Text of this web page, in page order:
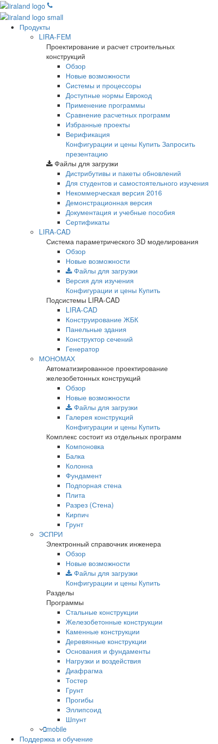
Продукты
LIRA-FEM
Проектирование и расчет строительных
конструкций
Обзор
Новые возможности
Cистемы и процессоры
Доступные нормы Еврокод
Применение программы
Сравнение расчетных программ
Избранные проекты
Верификация
Конфигурации и цены Купить Запросить
презентацию
Файлы для загрузки
Дистрибутивы и пакеты обновлений
Для студентов и самостоятельного изучения
Некоммерческая версия 2016
Демонстрационная версия
Документация и учебные пособия
Сертификаты
LIRA-CAD
Система параметрического 3D моделирования
Обзор
Новые возможности
Файлы для загрузки
Версия для изучения
Конфигурации и цены Купить
Подсистемы LIRA-CAD
LIRA-CAD
Конструирование ЖБК
Панельные здания
Конструктор сечений
Генератор
МОНОМАХ
Автоматизированное проектирование
железобетонных конструкций
Обзор
Новые возможности
Файлы для загрузки
Галерея конструкций
Конфигурации и цены Купить
Комплекс состоит из отдельных программ
Компоновка
Балка
Колонна
Фундамент
Подпорная стена
Плита
Разрез (Стена)
Кирпич
Грунт
ЭСПРИ
Электронный справочник инженера
Обзор
Новые возможности
Файлы для загрузки
Конфигурации и цены Купить
Разделы
Программы
Стальные конструкции
Железобетонные конструкции
Каменные конструкции
Деревянные конструкции
Основания и фундаменты
Нагрузки и воздействия
Диафрагма
Тостер
Грунт
Прогибы
Эллипсоид
Шпунт
mobile
Поддержка и обучение